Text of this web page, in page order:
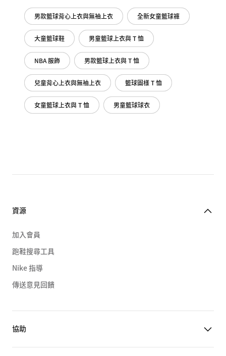
男款籃球背心上衣與無袖上衣 全新女童籃球褲
大童籃球鞋 男童籃球上衣與 T 恤
NBA 服飾 男款籃球上衣與 T 恤
兒童背心上衣與無袖上衣 籃球圖樣 T 恤
女童籃球上衣與 T 恤 男童籃球球衣
資源
加入會員
跑鞋搜尋工具
Nike 指導
傳送意見回饋
協助